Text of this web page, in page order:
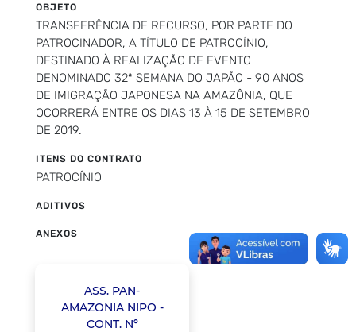
OBJETO
TRANSFERÊNCIA DE RECURSO, POR PARTE DO
PATROCINADOR, A TÍTULO DE PATROCÍNIO,
DESTINADO À REALIZAÇÃO DE EVENTO
DENOMINADO 32ª SEMANA DO JAPÃO - 90 ANOS
DE IMIGRAÇÃO JAPONESA NA AMAZÔNIA, QUE
OCORRERÁ ENTRE OS DIAS 13 À 15 DE SETEMBRO
DE 2019.
ITENS DO CONTRATO
PATROCÍNIO
ADITIVOS
ANEXOS
ASS. PAN-
AMAZONIA NIPO -
CONT. Nº